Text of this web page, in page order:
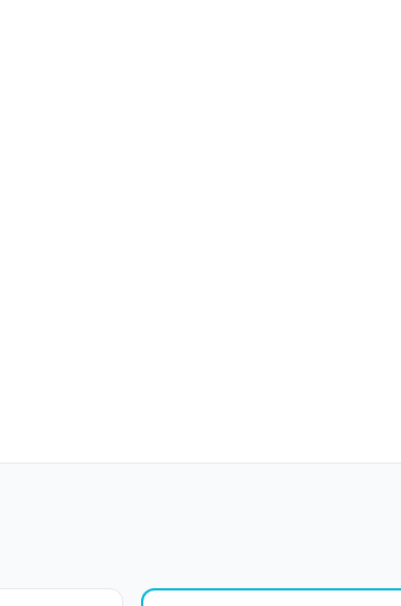
dat de robot stil genoeg is om niet te
Dit is voldoende voor een gemiddelde